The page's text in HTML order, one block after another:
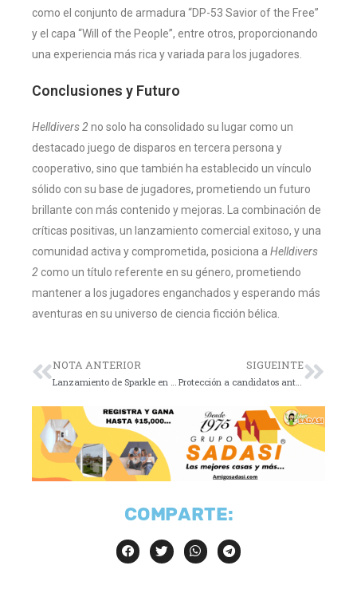
como el conjunto de armadura “DP-53 Savior of the Free”
y el capa “Will of the People”, entre otros, proporcionando
una experiencia más rica y variada para los jugadores​
Conclusiones y Futuro
Helldivers 2 no solo ha consolidado su lugar como un
destacado juego de disparos en tercera persona y
cooperativo, sino que también ha establecido un vínculo
sólido con su base de jugadores, prometiendo un futuro
brillante con más contenido y mejoras. La combinación de
críticas positivas, un lanzamiento comercial exitoso, y una
comunidad activa y comprometida, posiciona a Helldivers
2 como un título referente en su género, prometiendo
mantener a los jugadores enganchados y esperando más
aventuras en su universo de ciencia ficción bélica.
NOTA ANTERIOR SIGUEINTE
Protección a candidatos ante violencia electoral 2023-2024
COMPARTE: